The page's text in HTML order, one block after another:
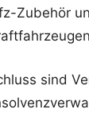
Zubehör
sind